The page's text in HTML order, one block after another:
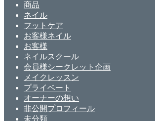
商品
ネイル
フットケア
お客様ネイル
お客様
ネイルスクール
会員様シークレット企画
メイクレッスン
プライベート
オーナーの想い
非公開プロフィール
未分類